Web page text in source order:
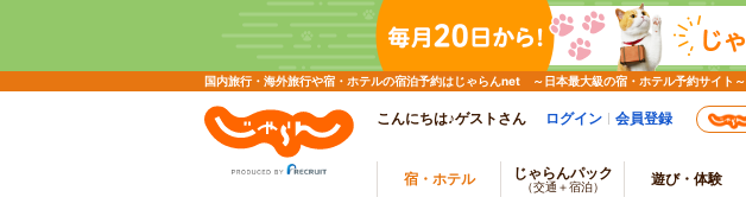
国内旅行・海外旅行や宿・ホテルの宿泊予約はじゃらんnet ～日本最大級の宿・ホテル予約サイト～
こんにちは♪ゲストさん ログイン 会員登録
宿・ホテル じゃらんパック
（交通＋宿泊） 遊び・体験